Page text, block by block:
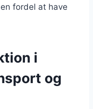
fordel at have
i
og